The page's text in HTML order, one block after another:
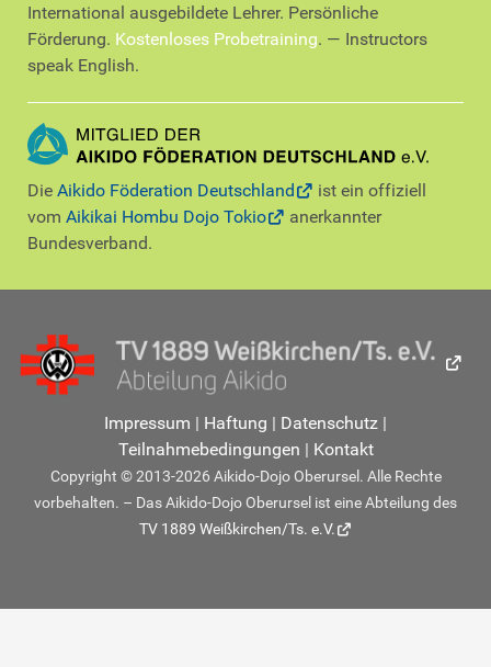
International ausgebildete Lehrer. Persönliche
Förderung. Kostenloses Probetraining. — Instructors
speak English.
Die Aikido Föderation Deutschland
ist ein offiziell
vom Aikikai Hombu Dojo Tokio
anerkannter
Bundesverband.
Impressum | Haftung | Datenschutz |
Teilnahmebedingungen | Kontakt
Copyright © 2013-2026 Aikido-Dojo Oberursel. Alle Rechte
vorbehalten. – Das Aikido-Dojo Oberursel ist eine Abteilung des
TV 1889 Weißkirchen/Ts. e.V.